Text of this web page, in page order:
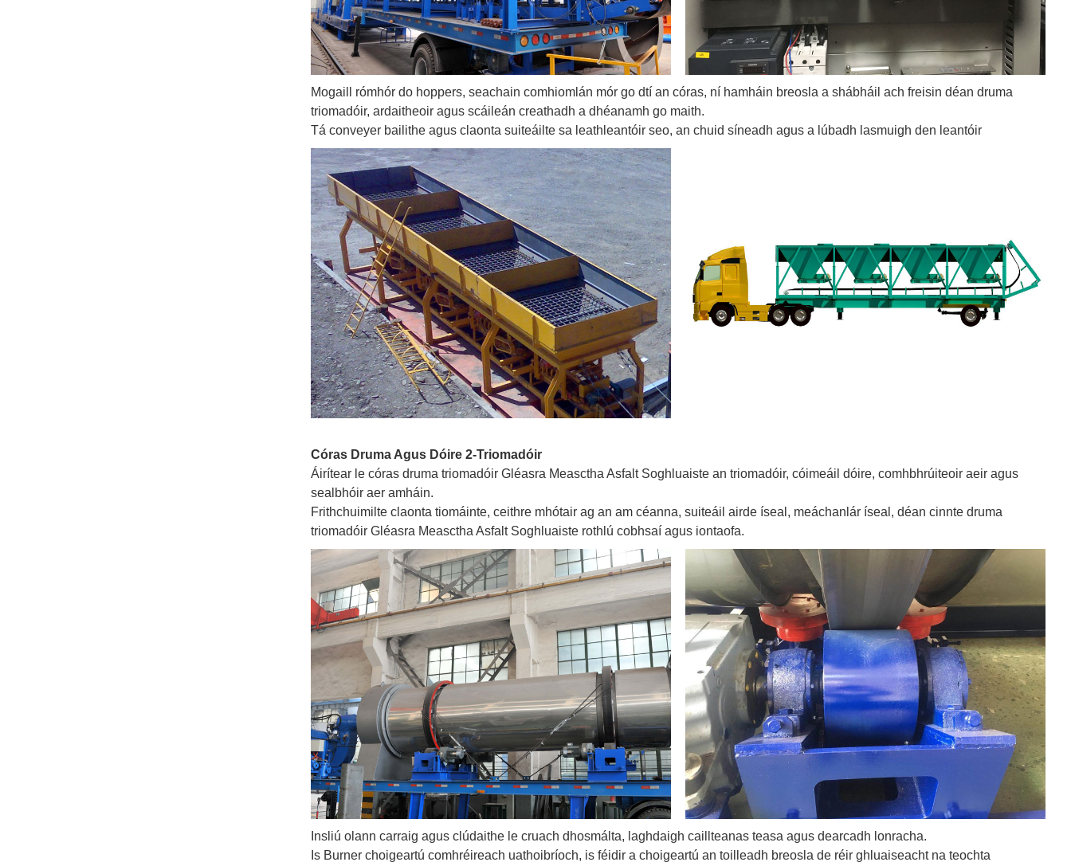
Mogaill rómhór do hoppers, seachain comhiomlán mór go dtí an córas, ní hamháin breosla a shábháil ach freisin déan druma
triomadóir, ardaitheoir agus scáileán creathadh a dhéanamh go maith.
Tá conveyer bailithe agus claonta suiteáilte sa leathleantóir seo, an chuid síneadh agus a lúbadh lasmuigh den leantóir
Córas Druma Agus Dóire 2-Triomadóir
Áirítear le córas druma triomadóir Gléasra Measctha Asfalt Soghluaiste an triomadóir, cóimeáil dóire, comhbhrúiteoir aeir agus
sealbhóir aer amháin.
Frithchuimilte claonta tiomáinte, ceithre mhótair ag an am céanna, suiteáil airde íseal, meáchanlár íseal, déan cinnte druma
triomadóir Gléasra Measctha Asfalt Soghluaiste rothlú cobhsaí agus iontaofa.
Insliú olann carraig agus clúdaithe le cruach dhosmálta, laghdaigh caillteanas teasa agus dearcadh lonracha.
Is Burner choigeartú comhréireach uathoibríoch, is féidir a choigeartú an toilleadh breosla de réir ghluaiseacht na teochta